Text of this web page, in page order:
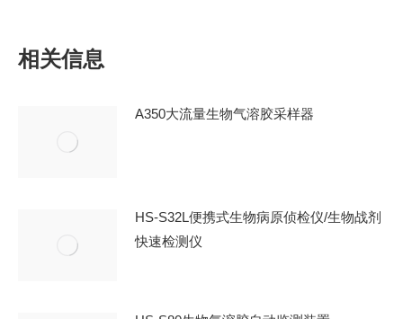
相关信息
A350大流量生物气溶胶采样器
HS-S32L便携式生物病原侦检仪/生物战剂
快速检测仪